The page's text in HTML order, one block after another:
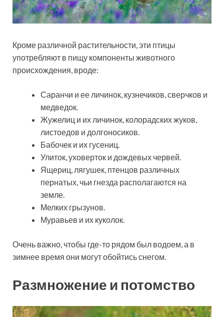
Кроме различной растительности, эти птицы
употребляют в пищу компоненты животного
происхождения, вроде:
Саранчи и ее личинок, кузнечиков, сверчков и
медведок.
Жужелиц и их личинок, колорадских жуков,
листоедов и долгоносиков.
Бабочек и их гусениц.
Улиток, уховерток и дождевых червей.
Ящериц, лягушек, птенцов различных
пернатых, чьи гнезда располагаются на
земле.
Мелких грызунов.
Муравьев и их куколок.
Очень важно, чтобы где-то рядом был водоем, а в
зимнее время они могут обойтись снегом.
Размножение и потомство